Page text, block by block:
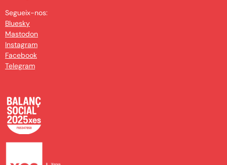
Segueix-nos:
Bluesky
Mastodon
Instagram
Facebook
Telegram